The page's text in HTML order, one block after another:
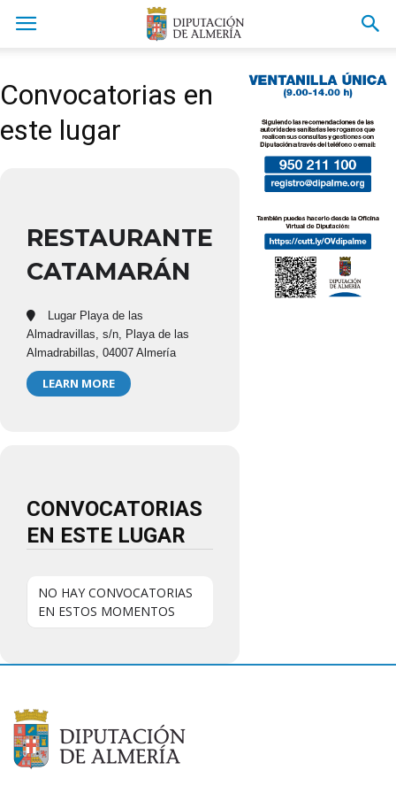
Convocatorias en
este lugar
RESTAURANTE
CATAMARÁN
Lugar Playa de las
Almadravillas, s/n, Playa de las
Almadrabillas, 04007 Almería
LEARN MORE
CONVOCATORIAS
EN ESTE LUGAR
NO HAY CONVOCATORIAS
EN ESTOS MOMENTOS